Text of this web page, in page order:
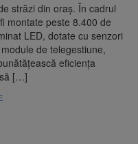
de Senat.
străzi din oraș. În cadrul
montate peste 8.400 de
LED, dotate cu senzori
de telegestiune,
eficiența
[…]